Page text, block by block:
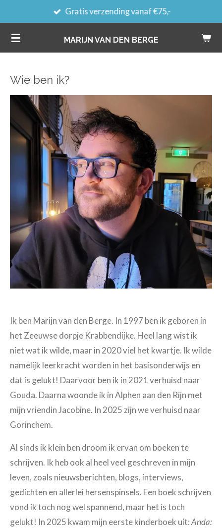
direct
naar
de
MARIJN VAN DEN BERGE
Gratis verzending vanaf €75,-
Wie ben ik?
Ik ben Marijn van den Berge. In 1997 ben ik geboren in
het Zeeuwse dorpje Krabbendijke. Heel lang wist ik
niet wat ik wilde, maar in 2020 viel het kwartje. Ik wilde
namelijk leerkracht worden in het basisonderwijs en
dat is gelukt! Daarvoor ben ik in 2021 verhuisd naar
Gouda. Daarna woonde ik in Alphen aan den Rijn met
mijn vriendin Jacobine. In 2025 zijn we verhuisd naar
Gorinchem.
Al sinds ik klein ben droom ik ervan om boeken te
schrijven. Ik heb ook al heel veel geschreven in mijn
leven, zoals nieuwsberichten, blogs, interviews,
gedichten en allerlei hersenspinsels. Een boek schrijven
vond ik toch nog wel spannend, maar het is toch
gelukt! In 2025 kwam mijn eerste kinderboek uit:Anda: